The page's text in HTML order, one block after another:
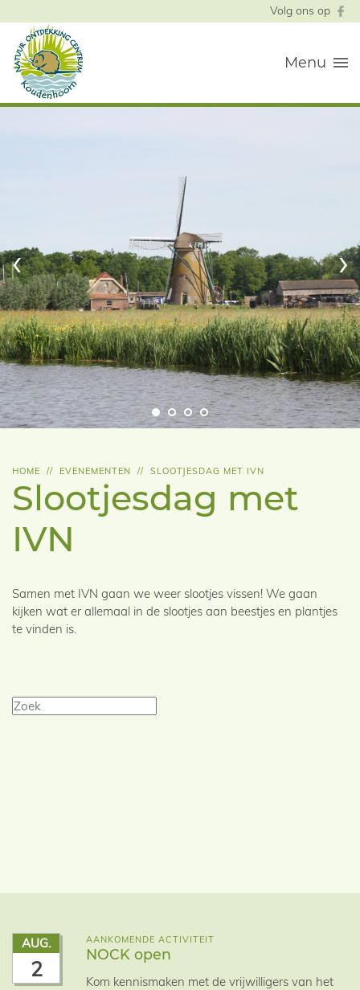
Volg ons op
Menu
‹ ›
HOME // EVENEMENTEN // SLOOTJESDAG MET IVN
Slootjesdag met
IVN
Samen met IVN gaan we weer slootjes vissen! We gaan
kijken wat er allemaal in de slootjes aan beestjes en plantjes
te vinden is.
AUG.
2
AANKOMENDE ACTIVITEIT
NOCK open
Kom kennismaken met de vrijwilligers van het